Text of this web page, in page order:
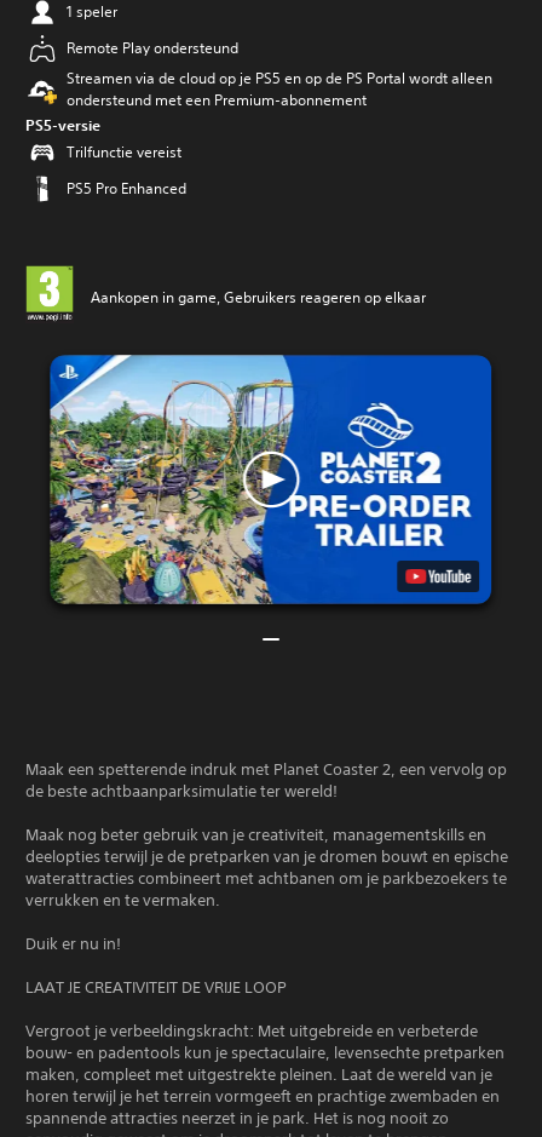
1 speler
Remote Play ondersteund
Streamen via de cloud op je PS5 en op de PS Portal wordt alleen
ondersteund met een Premium-abonnement
PS5-versie
Trilfunctie vereist
PS5 Pro Enhanced
Aankopen in game, Gebruikers reageren op elkaar
Maak een spetterende indruk met Planet Coaster 2, een vervolg op
de beste achtbaanparksimulatie ter wereld!
Maak nog beter gebruik van je creativiteit, managementskills en
deelopties terwijl je de pretparken van je dromen bouwt en epische
waterattracties combineert met achtbanen om je parkbezoekers te
verrukken en te vermaken.
Duik er nu in!
LAAT JE CREATIVITEIT DE VRIJE LOOP
Vergroot je verbeeldingskracht: Met uitgebreide en verbeterde
bouw- en padentools kun je spectaculaire, levensechte pretparken
maken, compleet met uitgestrekte pleinen. Laat de wereld van je
horen terwijl je het terrein vormgeeft en prachtige zwembaden en
spannende attracties neerzet in je park. Het is nog nooit zo